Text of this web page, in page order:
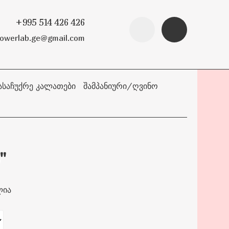
+995 514 426 426
ᲙᲐᲚᲐᲗᲔᲑᲘ
ᲨᲐᲛᲞᲐᲜᲘᲣᲠᲘ/ᲦᲕᲘᲜᲝ